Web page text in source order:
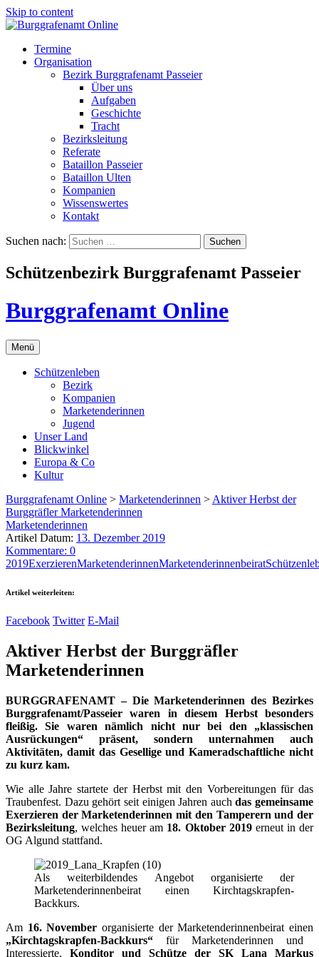
Skip to content
Termine
Organisation
Bezirk Burggrafenamt Passeier
Über uns
Aufgaben
Geschichte
Tracht
Bezirksleitung
Referate
Bataillon Passeier
Bataillon Ulten
Kompanien
Wissenswertes
Kontakt
Suchen nach:
Schützenbezirk Burggrafenamt Passeier
Burggrafenamt Online
Menü
Schützenleben
Bezirk
Kompanien
Marketenderinnen
Jugend
Unser Land
Blickwinkel
Europa & Co
Kultur
Burggrafenamt Online > Marketenderinnen > Aktiver Herbst der
Burggräfler Marketenderinnen
Marketenderinnen
Artikel Datum: 13. Dezember 2019
Kommentare: 0
2019ExerzierenMarketenderinnenMarketenderinnenbeirat
Artikel weiterleiten:
Facebook Twitter E-Mail
Aktiver Herbst der Burggräfler
Marketenderinnen
BURGGRAFENAMT – Die Marketenderinnen des Bezirkes
Burggrafenamt/Passeier waren in diesem Herbst besonders
fleißig. Sie waren nämlich nicht nur bei den „klassischen
Ausrückungen“ präsent, sondern unternahmen auch
Aktivitäten, damit das Gesellige und Kameradschaftliche nicht
zu kurz kam.
Wie alle Jahre startete der Herbst mit den Vorbereitungen für das
Traubenfest. Dazu gehört seit einigen Jahren auchdas gemeinsame
Exerzieren der Marketenderinnen mit den Tamperern und der
Bezirksleitung, welches heuer am 18. Oktober 2019 erneut in der
OG Algund stattfand.
Als weiterbildendes Angebot organisierte der
Marketenderinnenbeirat einen Kirchtagskrapfen-
Backkurs.
Am 16. November organisierte der Marketenderinnenbeirat einen
„Kirchtagskrapfen-Backkurs“ für Marketenderinnen und
Interessierte. Konditor und Schütze der SK Lana Markus